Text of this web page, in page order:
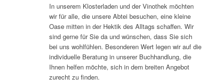
In unserem Klosterladen und der Vinothek möchten
wir für alle, die unsere Abtei besuchen, eine kleine
Oase mitten in der Hektik des Alltags schaffen. Wir
sind gerne für Sie da und wünschen, dass Sie sich
bei uns wohlfühlen. Besonderen Wert legen wir auf die
individuelle Beratung in unserer Buchhandlung, die
Ihnen helfen möchte, sich in dem breiten Angebot
zurecht zu finden.